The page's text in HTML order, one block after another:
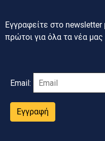
Εγγραφείτε στο
πρώτοι για όλα τα νέα μας
Email:
Εγγραφή